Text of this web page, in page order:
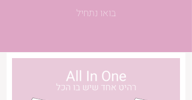
בואו נתחיל